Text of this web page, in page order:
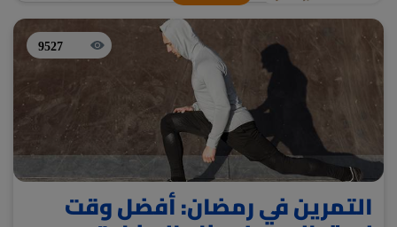
9527
التمرين في رمضان: أفضل وقت